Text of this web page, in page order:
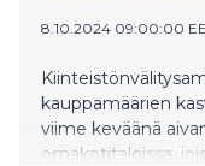
8.10.2024 09:00:00
kauppamäärien
viime keväänä
omakotitaloissa,